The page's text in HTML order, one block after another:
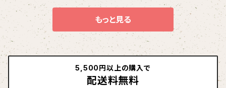
もっと見る
5,500円以上の購入で
配送料無料